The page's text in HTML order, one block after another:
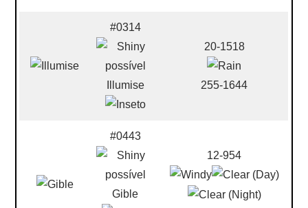
#0314
Illumise
20-1518
255-1644
#0443
Gible
12-954